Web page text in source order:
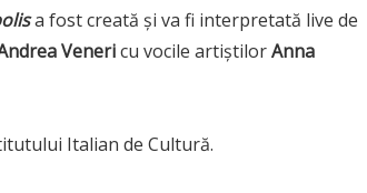
a fost creată și va fi interpretată live de
Venericu vocile artiștilorAnna
Italian de Cultură.